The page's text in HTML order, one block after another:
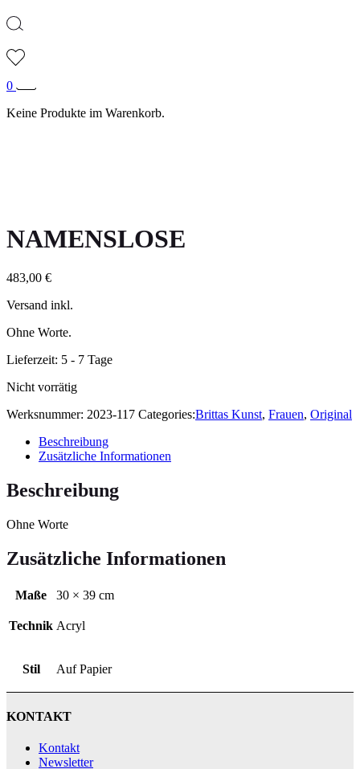
0
Keine Produkte im Warenkorb.
NAMENSLOSE
483,00 €
Versand inkl.
Ohne Worte.
Lieferzeit: 5 - 7 Tage
Nicht vorrätig
Werksnummer: 2023-117 Categories:Brittas Kunst, Frauen, Original
Beschreibung
Zusätzliche Informationen
Beschreibung
Ohne Worte
Zusätzliche Informationen
Maße 30 × 39 cm
Technik Acryl
Stil Auf Papier
KONTAKT
Kontakt
Newsletter